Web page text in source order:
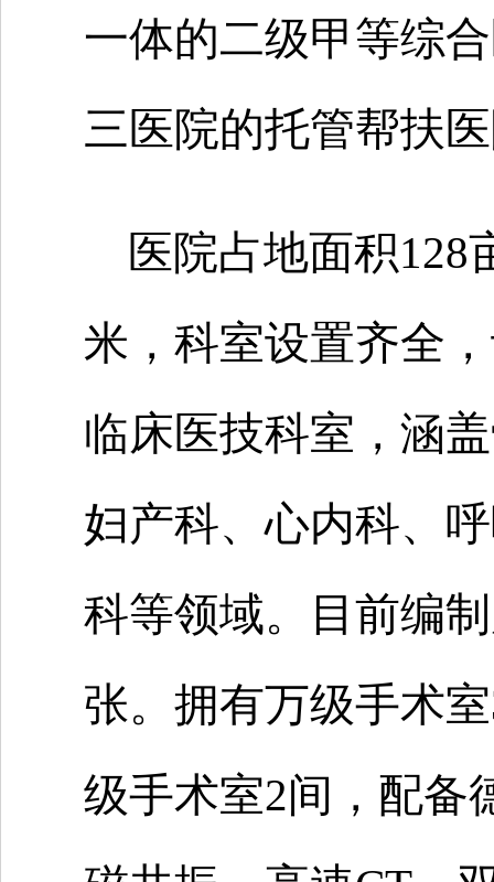
一体的二级甲等综
三医院的托管帮扶
医院占地面积128
米，科室设置齐全
临床医技科室，涵
妇产科、心内科、
科等领域。目前编
张。拥有万级手术
级手术室2间，配备